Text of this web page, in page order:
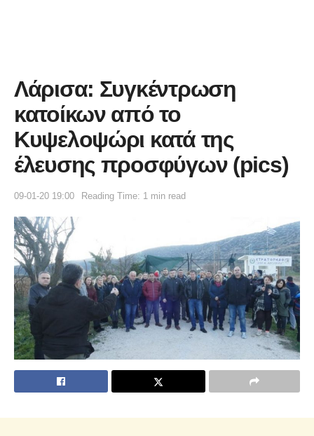
Λάρισα: Συγκέντρωση
κατοίκων από το
Κυψελοψώρι κατά της
έλευσης προσφύγων (pics)
09-01-20 19:00 Reading Time: 1 min read